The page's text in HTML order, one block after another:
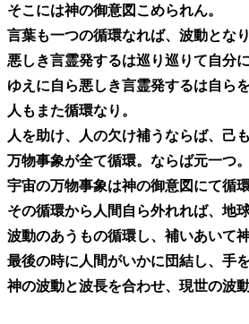
そこには神の御意図こめられん。
言葉も一つの循環なれば、波動とな
悪しき言霊発するは巡り巡りて自分
ゆえに自ら悪しき言霊発するは自ら
人もまた循環なり。
人を助け、人の欠け補うならば、己
万物事象が全て循環。ならば元一つ
宇宙の万物事象は神の御意図にて循
その循環から人間自ら外れれば、地
波動のあうもの循環し、補いあいて
最後の時に人間がいかに団結し、手
神の波動と波長を合わせ、現世の波